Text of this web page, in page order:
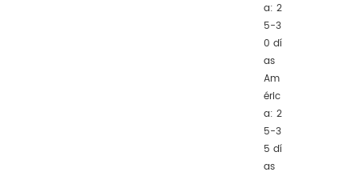
a: 2
5-3
0 dí
as
Am
éric
a: 2
5-3
5 dí
as